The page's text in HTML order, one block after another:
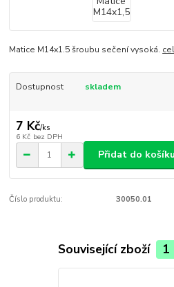
Matice M14x1.5 šroubu sečení vysoká.
Dostupnost skladem
7 Kč/ks
6 Kč bez DPH
Přidat do košíku
Číslo produktu: 30050.01
Související zboží 1